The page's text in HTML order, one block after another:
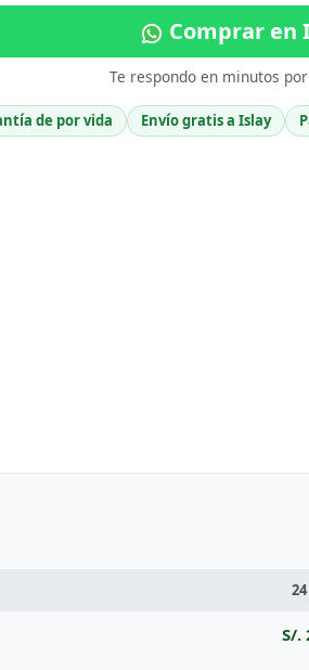
Comprar en
Te respondo en minutos
de por vida Envío gratis a Islay
S/.